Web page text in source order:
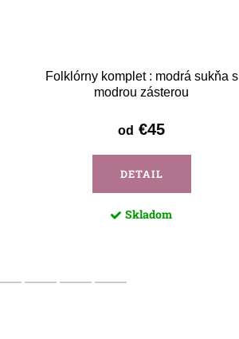
Folklórny komplet : modrá sukňa s
modrou zásterou
od €45
DETAIL
Skladom